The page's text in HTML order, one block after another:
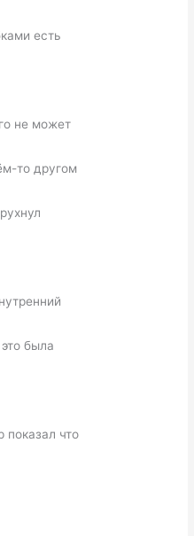
есть
не может
то другом
была
что